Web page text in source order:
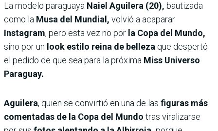
La modelo paraguaya Naiel Aguilera (20), bautizada
como la Musa del Mundial, volvió a acaparar
Instagram, pero esta vez no por la Copa del Mundo,
sino por un look estilo reina de belleza que despertó
el pedido de que sea para la próxima Miss Universo
Paraguay.
Aguilera, quien se convirtió en una de las figuras más
comentadas de la Copa del Mundo tras viralizarse